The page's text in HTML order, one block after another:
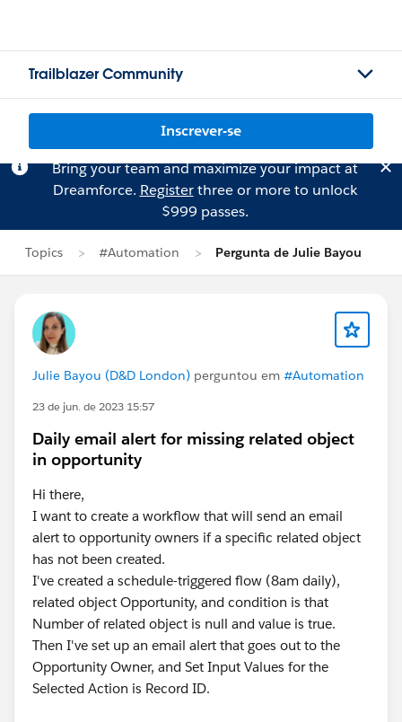
Trailblazer Community
Inscrever-se
Bring your team and maximize your impact at
Dreamforce. Registerthree or more to unlock
$999 passes.
Topics #Automation Pergunta de Julie Bayou
Julie Bayou (D&D London) perguntou em #Automation
23 de jun. de 2023 15:57
Daily email alert for missing related object
in opportunity
Hi there,
I want to create a workflow that will send an email
alert to opportunity owners if a specific related object
has not been created.
I've created a schedule-triggered flow (8am daily),
related object Opportunity, and condition is that
Number of related object is null and value is true.
Then I've set up an email alert that goes out to the
Opportunity Owner, and Set Input Values for the
Selected Action is Record ID.